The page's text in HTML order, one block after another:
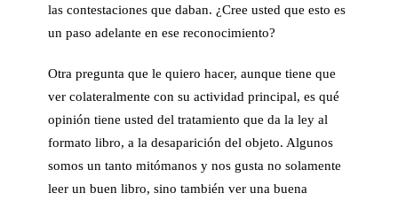
las contestaciones que daban. ¿Cree usted que esto es
un paso adelante en ese reconocimiento?
Otra pregunta que le quiero hacer, aunque tiene que
ver colateralmente con su actividad principal, es qué
opinión tiene usted del tratamiento que da la ley al
formato libro, a la desaparición del objeto. Algunos
somos un tanto mitómanos y nos gusta no solamente
leer un buen libro, sino también ver una buena